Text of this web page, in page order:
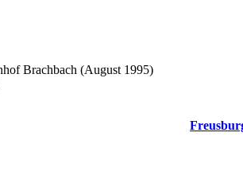
Brachbach (August 1995)